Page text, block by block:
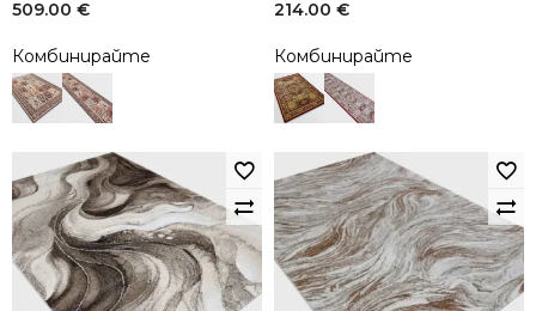
509.00 €
Комбинирайте
214.00 €
Комбинирайте